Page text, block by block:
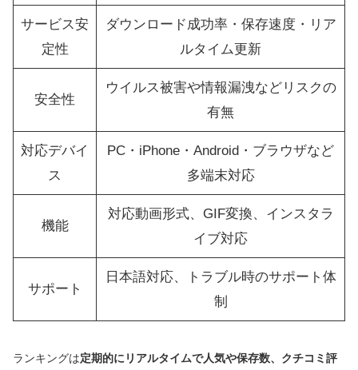
サービス安
定性
ダウンロード成功率・保存速度・リア
ルタイム更新
安全性
ウイルス被害や情報漏洩などリスクの
有無
対応デバイ
ス
PC・iPhone・Android・ブラウザなど
多端末対応
機能
対応動画形式、GIF変換、インスタラ
イブ対応
サポート
日本語対応、トラブル時のサポート体
制
ランキングは定期的にリアルタイムで人気や保存数、クチコミ評